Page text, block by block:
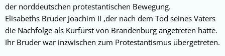
der norddeutschen protestantischen Bewegung.
Elisabeths Bruder Joachim II ,der nach dem Tod seines Vaters
die Nachfolge als Kurfürst von Brandenburg angetreten hatte.
Ihr Bruder war inzwischen zum Protestantismus übergetreten.